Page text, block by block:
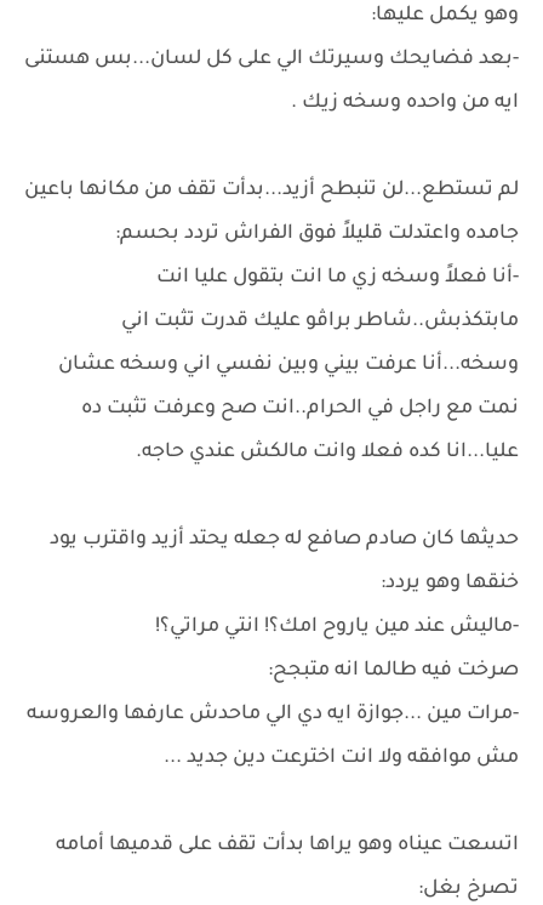
وهو يكمل عليها:
-بعد فضايحك وسيرتك الي على كل لسان...بس هستنى
ايه من واحده وسخه زيك .
لم تستطع...لن تنبطح أزيد...بدأت تقف من مكانها باعين
جامده واعتدلت قليلاً فوق الفراش تردد بحسم:
-أنا فعلاً وسخه زي ما انت بتقول عليا انت
مابتكذبش..شاطر براڤو عليك قدرت تثبت اني
وسخه...أنا عرفت بيني وبين نفسي اني وسخه عشان
نمت مع راجل في الحرام..انت صح وعرفت تثبت ده
عليا...انا كده فعلا وانت مالكش عندي حاجه.
حديثها كان صادم صافع له جعله يحتد أزيد واقترب يود
خنقها وهو يردد:
-ماليش عند مين ياروح امك؟! انتي مراتي؟!
صرخت فيه طالما انه متبجح:
-مرات مين ...جوازة ايه دي الي ماحدش عارفها والعروسه
مش موافقه ولا انت اخترعت دين جديد ...
اتسعت عيناه وهو يراها بدأت تقف على قدميها أمامه
تصرخ بغل: